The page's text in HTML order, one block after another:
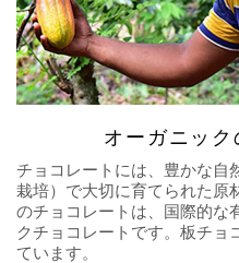
オーガニック
チョコレートには、豊かな自
栽培）で大切に育てられた原
のチョコレートは、国際的な
クチョコレートです。板チョ
ています。